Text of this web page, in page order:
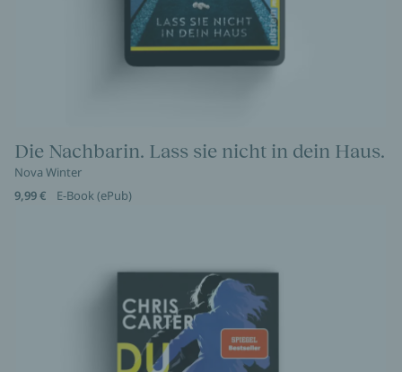
Die Nachbarin. Lass sie nicht in dein Haus.
Nova Winter
9,99 €
E-Book (ePub)